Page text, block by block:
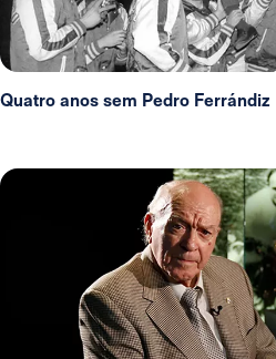
Quatro anos sem Pedro Ferrándiz